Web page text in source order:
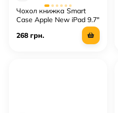
Чохол книжка Smart
Case Apple New iPad 9.7"
268 грн.